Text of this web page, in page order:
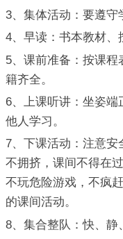
3、集体活动：要遵守
4、早读：书本教材、
5、课前准备：按课
籍齐全。
6、上课听讲：坐姿端
他人学习。
7、下课活动：注意安
不拥挤，课间不得在
不玩危险游戏，不疯
的课间活动。
8、集合整队：快、静